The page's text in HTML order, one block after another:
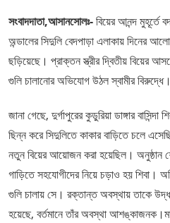
সংবাদদাতা,আসানসোলঃ-বিয়ের আনন্দ মুহূর্তে
অন্ডালের সিদুলি বেদপাড়া এলাকায় দিনের
ছড়িয়েছে। প্রাক্তন স্ত্রীর দ্বিতীয় বিয়ের
গুলি চালানোর অভিযোগ উঠল স্বামীর বিরুদ্ধে।
​জানা গেছে, দুর্গাপুরের কুড়ুরিয়া ডাঙ্গার
ছিন্ন করে সিদুলিতে কাকার বাড়িতে চলে
নতুন বিয়ের আয়োজন করা হয়েছিল। অনুষ্ঠান
গাড়িতে সহযোগীদের নিয়ে চড়াও হয় শিবা।
গুলি চালায় সে। রক্তান্ত অবস্থায় তাকে
হয়েছে, বর্তমানে তাঁর অবস্থা আশঙ্কাজনক।